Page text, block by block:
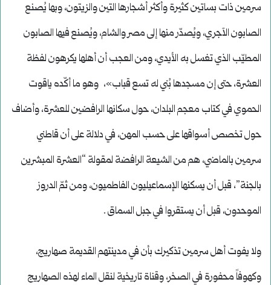
سرمين ذات بساتين كثيرة وأكثر أشجارها التين والزيتون، وبها يُصنع
الصابون الآجري، ويُصدّر منها إلى مصر والشام، ويُصنع فيها الصابون
المطيّب الذي تغسل به الأيدي، ومن العجب أن أهلها يكرهون لفظة
العشرة، حتى إن مسجدها بُني له تسع قباب»، وهو ما أكّده ياقوت
الحموي في كتاب معجم البلدان، حول سكانها الرافضين للعشرة، وأضاف
حول تخصص أسواقها على حسب المهن، في دلالة على أن قاطني
سرمين بالماضي، هم من الشيعة الرافضة لمقولة “العشرة المبشرين
بالجنة”، قبل أن يسكنها الإسماعيليون الفاطميون، ومن ثمّ الدروز
الموحدون، قبل أن يستقروا في جبل السماق .
ولا يفوت أهل سرمين تذكيرك بأن في مدينتهم القديمة صهاريج،
وكهوفاً محفورة في الصخر، وقناة تاريخية لنقل الماء لهذه الصهاريج